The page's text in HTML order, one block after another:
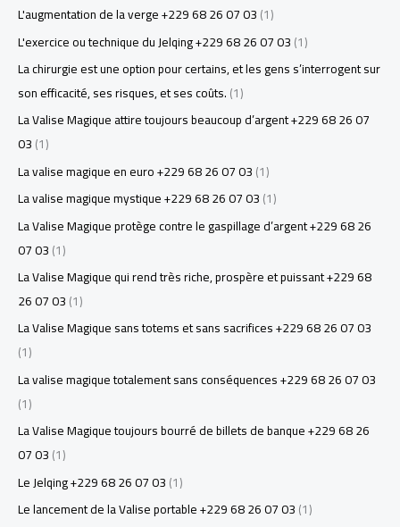
L'augmentation de la verge +229 68 26 07 03(1)
L'exercice ou technique du Jelqing +229 68 26 07 03(1)
La chirurgie est une option pour certains, et les gens s’interrogent sur
son efficacité, ses risques, et ses coûts.(1)
La Valise Magique attire toujours beaucoup d’argent +229 68 26 07
03(1)
La valise magique en euro +229 68 26 07 03(1)
La valise magique mystique +229 68 26 07 03(1)
La Valise Magique protège contre le gaspillage d’argent +229 68 26
07 03(1)
La Valise Magique qui rend très riche, prospère et puissant +229 68
26 07 03(1)
La Valise Magique sans totems et sans sacrifices +229 68 26 07 03
(1)
La valise magique totalement sans conséquences +229 68 26 07 03
(1)
La Valise Magique toujours bourré de billets de banque +229 68 26
07 03(1)
Le Jelqing +229 68 26 07 03(1)
Le lancement de la Valise portable +229 68 26 07 03(1)